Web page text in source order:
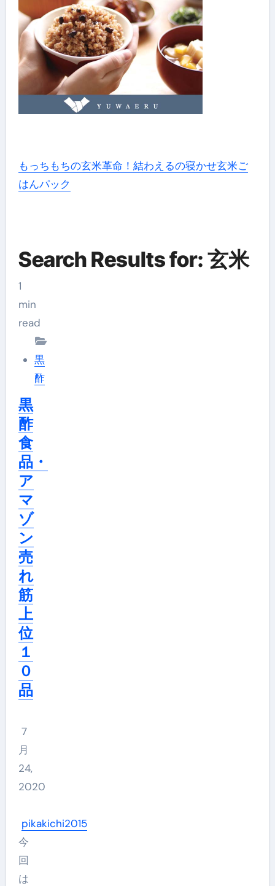
もっちもちの玄米革命！結わえるの寝かせ玄米ご
はんパック
Search Results for: 玄米
1
min
read
黒
酢
黒
酢
食
品・
ア
マ
ゾ
ン
売
れ
筋
上
位
１
０
品
7
月
24,
2020
pikakichi2015
今
回
は